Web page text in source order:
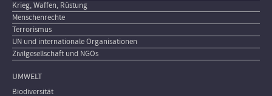
Krieg, Waffen, Rüstung
Menschenrechte
Terrorismus
UN und internationale Organisationen
Zivilgesellschaft und NGOs
UMWELT
Biodiversität